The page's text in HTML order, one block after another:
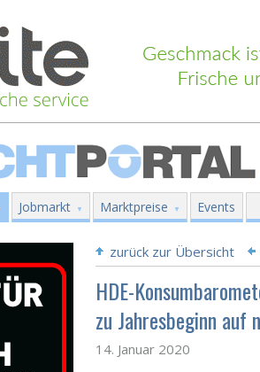
Jobmarkt Marktpreise Events
zurück zur Übersicht
HDE-
zu Jahresbeginn auf
14. Januar 2020